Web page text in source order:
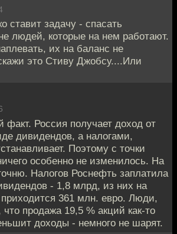
ставит задачу - спасать
людей, которые на нем работают.
их на баланс не
это Стиву Джобсу....Или
Россия получает доход от
дивидендов, а налогами,
Поэтому с точки
особенно не изменилось. На
Налогов Роснефть заплатила
- 1,8 млрд, из них на
приходится 361 млн. евро. Люди,
что продажа 19,5 % акций как-то
доходы - немного не шарят.